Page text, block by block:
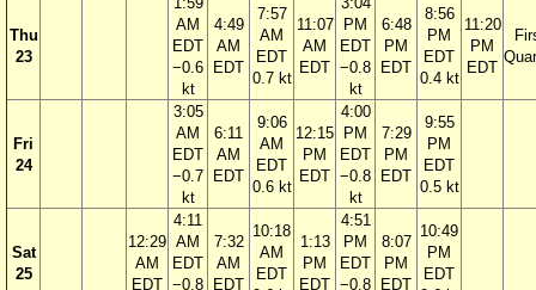
Thu
23
AM
EDT
−0.6
kt
4:49
AM
EDT
7:57
AM
EDT
0.7 kt
11:07
AM
EDT
PM
EDT
−0.8
kt
6:48
PM
EDT
8:56
PM
EDT
0.4 kt
11:20
PM
EDT
Fri
24
3:05
AM
EDT
−0.7
kt
6:11
AM
EDT
9:06
AM
EDT
0.6 kt
12:15
PM
EDT
4:00
PM
EDT
−0.8
kt
7:29
PM
EDT
9:55
PM
EDT
0.5 kt
Sat
25
12:29
AM
EDT
4:11
AM
EDT
−0.8
7:32
AM
EDT
10:18
AM
EDT
1:13
PM
EDT
4:51
PM
EDT
−0.8
8:07
PM
EDT
10:49
PM
EDT